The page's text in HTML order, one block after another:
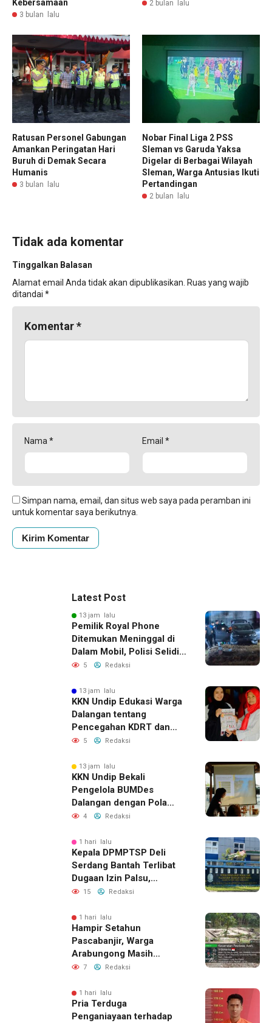
Kebersamaan
3 bulan lalu
2 bulan lalu
Ratusan Personel Gabungan
Amankan Peringatan Hari
Buruh di Demak Secara
Humanis
3 bulan lalu
Nobar Final Liga 2 PSS
Sleman vs Garuda Yaksa
Digelar di Berbagai Wilayah
Sleman, Warga Antusias Ikuti
Pertandingan
2 bulan lalu
Tidak ada komentar
Tinggalkan Balasan
Alamat email Anda tidak akan dipublikasikan. Ruas yang wajib
ditandai *
Komentar*
Nama* Email *
Simpan nama, email, dan situs web saya pada peramban ini
untuk komentar saya berikutnya.
Latest Post
13 jam lalu
Pemilik Royal Phone
Ditemukan Meninggal di
Dalam Mobil, Polisi Selidiki
Dugaan Keterkaitan
5 Redaksi
13 jam lalu
KKN Undip Edukasi Warga
Dalangan tentang
Pencegahan KDRT dan
Komunikasi Keluarga
5 Redaksi
13 jam lalu
KKN Undip Bekali
Pengelola BUMDes
Dalangan dengan Pola
Pikir Inovatif
4 Redaksi
1 hari lalu
Kepala DPMPTSP Deli
Serdang Bantah Terlibat
Dugaan Izin Palsu,
Tegaskan Proses
Jalur Resmi
15 Redaksi
1 hari lalu
Hampir Setahun
Pascabanjir, Warga
Arabungong Masih
Menunggu Bantuan
7 Redaksi
1 hari lalu
Pria Terduga
Penganiayaan terhadap